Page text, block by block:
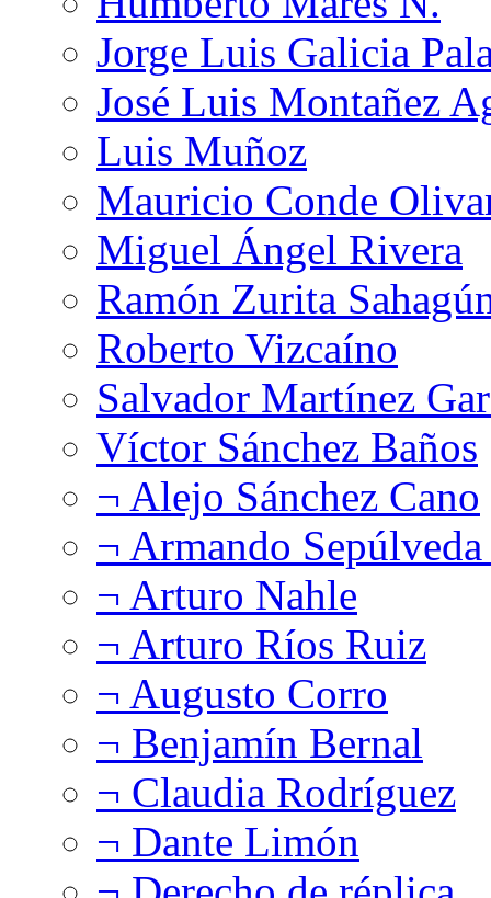
Jorge Luis Galicia
José Luis Montañez
Luis Muñoz
Mauricio Conde
Miguel Ángel Rivera
Ramón Zurita
Roberto Vizcaíno
Salvador Martínez
Víctor Sánchez Baños
¬ Alejo Sánchez Cano
¬ Armando
¬ Arturo Nahle
¬ Arturo Ríos Ruiz
¬ Augusto Corro
¬ Benjamín Bernal
¬ Claudia Rodríguez
¬ Dante Limón